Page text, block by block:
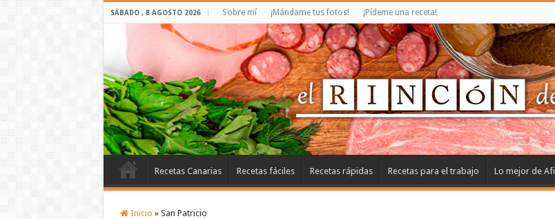
SÁBADO , 8 AGOSTO 2026 Sobre mí ¡Mándame tus fotos! ¡Pídeme una receta!
Recetas Canarias Recetas fáciles Recetas rápidas Recetas para el trabajo Lo mejor de Afi
Inicio » San Patricio